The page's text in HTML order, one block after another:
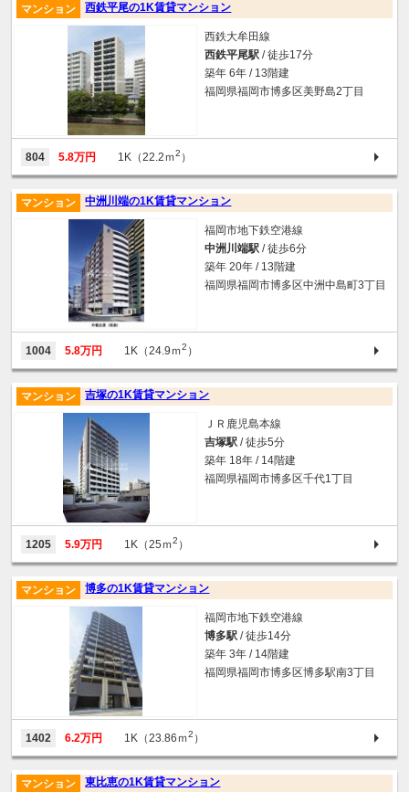
西鉄平尾の1K賃貸マンション
マンション
西鉄大牟田線
西鉄平尾駅 / 徒歩17分
築年 6年 / 13階建
福岡県福岡市博多区美野島2丁目
804 5.8万円 1K（22.2ｍ2 ）
中洲川端の1K賃貸マンション
マンション
福岡市地下鉄空港線
中洲川端駅 / 徒歩6分
築年 20年 / 13階建
福岡県福岡市博多区中洲中島町3丁目
1004 5.8万円 1K（24.9ｍ2 ）
吉塚の1K賃貸マンション
マンション
ＪＲ鹿児島本線
吉塚駅 / 徒歩5分
築年 18年 / 14階建
福岡県福岡市博多区千代1丁目
1205 5.9万円 1K（25ｍ2 ）
博多の1K賃貸マンション
マンション
福岡市地下鉄空港線
博多駅 / 徒歩14分
築年 3年 / 14階建
福岡県福岡市博多区博多駅南3丁目
1402 6.2万円 1K（23.86ｍ2 ）
東比恵の1K賃貸マンション
マンション